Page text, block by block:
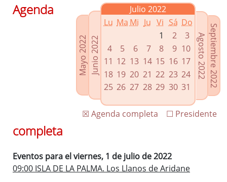
Grupos Políticos
Enlaces relacionados
Agenda de Presidencia
Plenos provinciales y Juntas de gobierno
Oficina de Proyectos Europeos
Mayo 2022Junio 2022
Julio 2022
Lu Ma Mi Ju Vi Sá Do
1
2
3
4
5 6 7 8 9 10
11 12 13 14 15 16 17
18 19 20 21 22 23 24
25 26 27 28 29 30 31 Septiembre 2022
Agosto 2022
☐ Presidente
☒ Agenda completa
Agenda
completa
Eventos para el viernes, 1 de julio de 2022
09:00 ISLA DE LA PALMA. Los Llanos de Aridane